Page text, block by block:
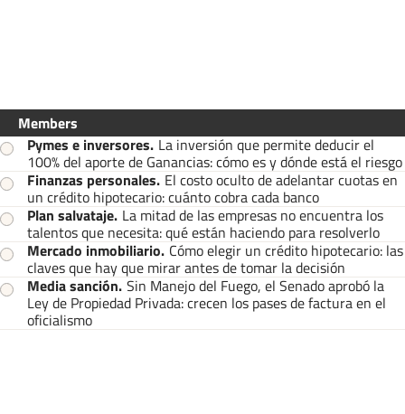
Members
Pymes e inversores. La inversión que permite deducir el
100% del aporte de Ganancias: cómo es y dónde está el riesgo
Finanzas personales. El costo oculto de adelantar cuotas en
un crédito hipotecario: cuánto cobra cada banco
Plan salvataje. La mitad de las empresas no encuentra los
talentos que necesita: qué están haciendo para resolverlo
Mercado inmobiliario. Cómo elegir un crédito hipotecario: las
claves que hay que mirar antes de tomar la decisión
Media sanción. Sin Manejo del Fuego, el Senado aprobó la
Ley de Propiedad Privada: crecen los pases de factura en el
oficialismo